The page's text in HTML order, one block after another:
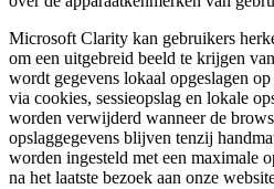
Microsoft Clarity kan gebruikers
om een uitgebreid beeld te krijgen
wordt gegevens lokaal opgeslagen
via cookies, sessieopslag en lokale
worden verwijderd wanneer de
opslaggegevens blijven tenzij
worden ingesteld met een maximale
na het laatste bezoek aan onze